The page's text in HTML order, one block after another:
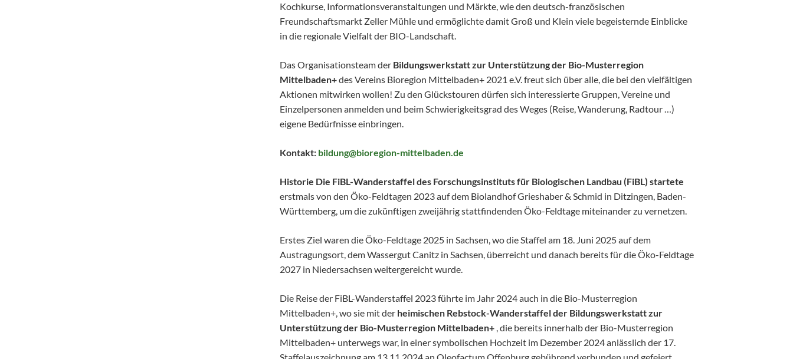
Kochkurse, Informationsveranstaltungen und Märkte, wie den deutsch-französischen
Freundschaftsmarkt Zeller Mühle und ermöglichte damit Groß und Klein viele begeisternde Einblicke
in die regionale Vielfalt der BIO-Landschaft.
Das Organisationsteam der Bildungswerkstatt zur Unterstützung der Bio-Musterregion
Mittelbaden+des Vereins Bioregion Mittelbaden+ 2021 e.V. freut sich über alle, die bei den vielfältigen
Aktionen mitwirken wollen! Zu den Glückstouren dürfen sich interessierte Gruppen, Vereine und
Einzelpersonen anmelden und beim Schwierigkeitsgrad des Weges (Reise, Wanderung, Radtour …)
eigene Bedürfnisse einbringen.
Kontakt: bildung@bioregion-mittelbaden.de
Historie Die FiBL-Wanderstaffel des Forschungsinstituts für Biologischen Landbau (FiBL) startete
erstmals von den Öko-Feldtagen 2023 auf dem Biolandhof Grieshaber & Schmid in Ditzingen, Baden-
Württemberg, um die zukünftigen zweijährig stattfindenden Öko-Feldtage miteinander zu vernetzen.
Erstes Ziel waren die Öko-Feldtage 2025 in Sachsen, wo die Staffel am 18. Juni 2025 auf dem
Austragungsort, dem Wassergut Canitz in Sachsen, überreicht und danach bereits für die Öko-Feldtage
2027 in Niedersachsen weitergereicht wurde.
Die Reise der FiBL-Wanderstaffel 2023 führte im Jahr 2024 auch in die Bio-Musterregion
Mittelbaden+, wo sie mit der heimischen Rebstock-Wanderstaffel der Bildungswerkstatt zur
Unterstützung der Bio-Musterregion Mittelbaden+ , die bereits innerhalb der Bio-Musterregion
Mittelbaden+ unterwegs war, in einer symbolischen Hochzeit im Dezember 2024 anlässlich der 17.